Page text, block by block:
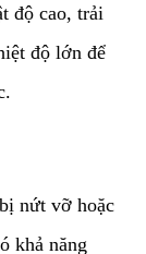
độ cao, trải
độ lớn để
nứt vỡ hoặc
khả năng